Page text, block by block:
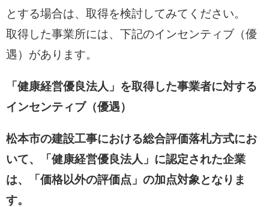
とする場合は、取得を検討してみてください。
取得した事業所には、下記のインセンティブ（優
遇）があります。
「健康経営優良法人」を取得した事業者に対する
インセンティブ（優遇）
松本市の建設工事における総合評価落札方式にお
いて、「健康経営優良法人」に認定された企業
は、「価格以外の評価点」の加点対象となりま
す。